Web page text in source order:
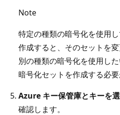
Note
特定の種類の暗号化を使用
作成すると、そのセットを
別の種類の暗号化を使用し
暗号化セットを作成する必要
Azure キー保管庫とキーを
確認します。